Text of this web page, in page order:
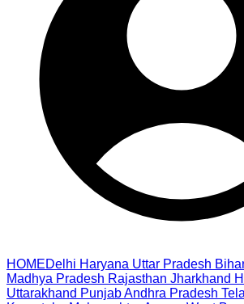
HOMEDelhi Haryana Uttar Pradesh
Madhya Pradesh Rajasthan Jharkhand
Uttarakhand PunjabAndhra Pradesh